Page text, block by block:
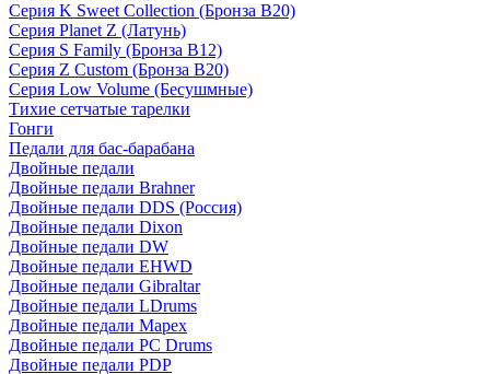
Серия K Sweet Collection (Бронза B20)
Серия Planet Z (Латунь)
Серия S Family (Бронза B12)
Серия Z Custom (Бронза B20)
Серия Low Volume (Бесушмные)
Тихие сетчатые тарелки
Гонги
Педали для бас-барабана
Двойные педали
Двойные педали Brahner
Двойные педали DDS (Россия)
Двойные педали Dixon
Двойные педали DW
Двойные педали EHWD
Двойные педали Gibraltar
Двойные педали LDrums
Двойные педали Mapex
Двойные педали PC Drums
Двойные педали PDP